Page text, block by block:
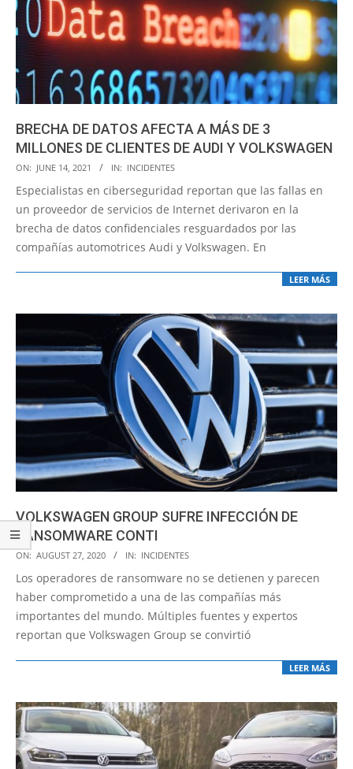
BRECHA DE DATOS AFECTA A MÁS DE 3
MILLONES DE CLIENTES DE AUDI Y VOLKSWAGEN
2021-
06-
ON: JUNE 14, 2021 IN: INCIDENTES
Especialistas en ciberseguridad reportan que las fallas en
un proveedor de servicios de Internet derivaron en la
brecha de datos confidenciales resguardados por las
compañías automotrices Audi y Volkswagen. En
LEER MÁS
VOLKSWAGEN GROUP SUFRE INFECCIÓN DE
RANSOMWARE CONTI
2020-
08-
27
ON: AUGUST 27, 2020 IN: INCIDENTES
Los operadores de ransomware no se detienen y parecen
haber comprometido a una de las compañías más
importantes del mundo. Múltiples fuentes y expertos
reportan que Volkswagen Group se convirtió
LEER MÁS